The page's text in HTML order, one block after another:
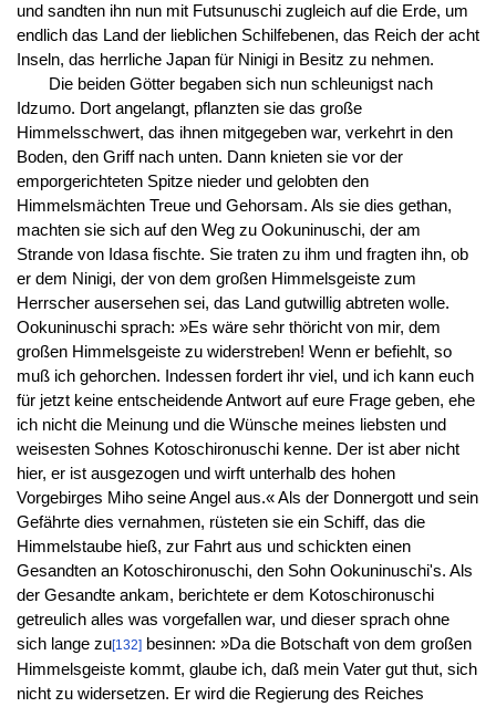
und sandten ihn nun mit Futsunuschi zugleich auf die Erde, um
endlich das Land der lieblichen Schilfebenen, das Reich der acht
Inseln, das herrliche Japan für Ninigi in Besitz zu nehmen.
Die beiden Götter begaben sich nun schleunigst nach
Idzumo. Dort angelangt, pflanzten sie das große
Himmelsschwert, das ihnen mitgegeben war, verkehrt in den
Boden, den Griff nach unten. Dann knieten sie vor der
emporgerichteten Spitze nieder und gelobten den
Himmelsmächten Treue und Gehorsam. Als sie dies gethan,
machten sie sich auf den Weg zu Ookuninuschi, der am
Strande von Idasa fischte. Sie traten zu ihm und fragten ihn, ob
er dem Ninigi, der von dem großen Himmelsgeiste zum
Herrscher ausersehen sei, das Land gutwillig abtreten wolle.
Ookuninuschi sprach: »Es wäre sehr thöricht von mir, dem
großen Himmelsgeiste zu widerstreben! Wenn er befiehlt, so
muß ich gehorchen. Indessen fordert ihr viel, und ich kann euch
für jetzt keine entscheidende Antwort auf eure Frage geben, ehe
ich nicht die Meinung und die Wünsche meines liebsten und
weisesten Sohnes Kotoschironuschi kenne. Der ist aber nicht
hier, er ist ausgezogen und wirft unterhalb des hohen
Vorgebirges Miho seine Angel aus.« Als der Donnergott und sein
Gefährte dies vernahmen, rüsteten sie ein Schiff, das die
Himmelstaube hieß, zur Fahrt aus und schickten einen
Gesandten an Kotoschironuschi, den Sohn Ookuninuschi's. Als
der Gesandte ankam, berichtete er dem Kotoschironuschi
getreulich alles was vorgefallen war, und dieser sprach ohne
sich lange zu[132]besinnen: »Da die Botschaft von dem großen
Himmelsgeiste kommt, glaube ich, daß mein Vater gut thut, sich
nicht zu widersetzen. Er wird die Regierung des Reiches